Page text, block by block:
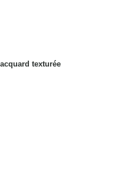
texturée